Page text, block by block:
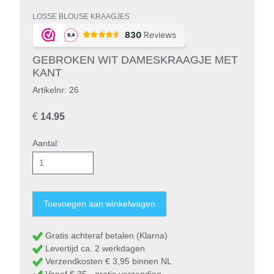
LOSSE BLOUSE KRAAGJES
GEBROKEN WIT DAMESKRAAGJE MET
KANT
Artikelnr: 26
€ 14.95
Aantal:
Gratis achteraf betalen (Klarna)
Levertijd ca. 2 werkdagen
Verzendkosten € 3,95 binnen NL